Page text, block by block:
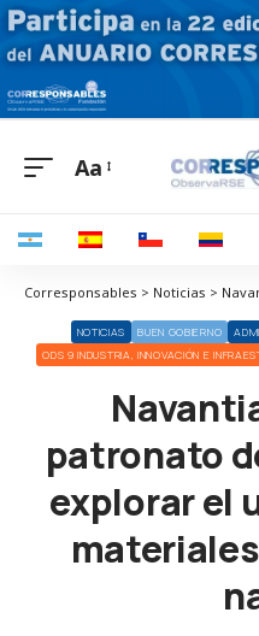
Aa
NOTICIAS BUEN GOBIERNO
ODS 9 INDUSTRIA, INNOVACIÓN E
patronato
explorar el